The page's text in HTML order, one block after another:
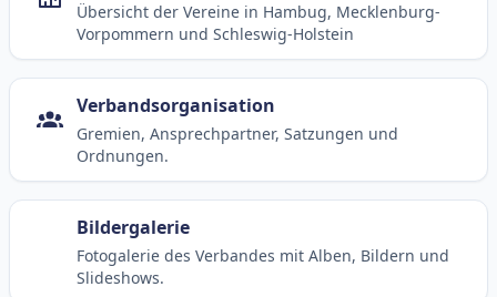
Übersicht der Vereine in Hambug, Mecklenburg-
Vorpommern und Schleswig-Holstein
Verbandsorganisation
Gremien, Ansprechpartner, Satzungen und
Ordnungen.
Bildergalerie
Fotogalerie des Verbandes mit Alben, Bildern und
Slideshows.